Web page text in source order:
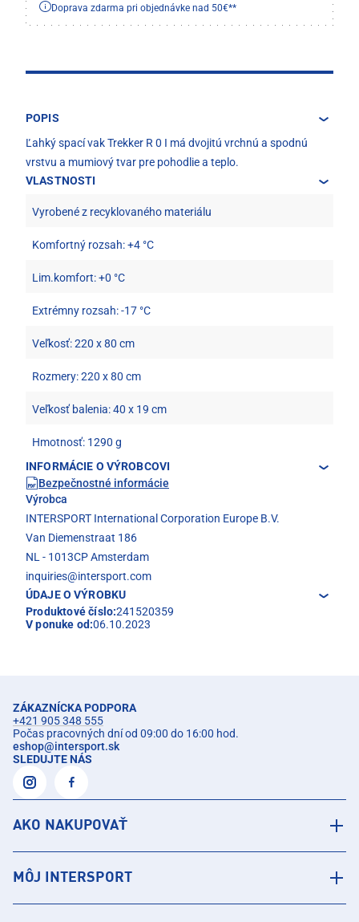
Doprava zdarma pri objednávke nad 50€**
POPIS
Ľahký spací vak Trekker R 0 I má dvojitú vrchnú a spodnú
vrstvu a mumiový tvar pre pohodlie a teplo.
VLASTNOSTI
Vyrobené z recyklovaného materiálu
Komfortný rozsah: +4 °C
Lim.komfort: +0 °C
Extrémny rozsah: -17 °C
Veľkosť: 220 x 80 cm
Rozmery: 220 x 80 cm
Veľkosť balenia: 40 x 19 cm
Hmotnosť: 1290 g
INFORMÁCIE O VÝROBCOVI
Bezpečnostné informácie
Výrobca
INTERSPORT International Corporation Europe B.V.
Van Diemenstraat 186
NL - 1013CP Amsterdam
inquiries@intersport.com
ÚDAJE O VÝROBKU
Produktové číslo:241520359
V ponuke od:06.10.2023
ZÁKAZNÍCKA PODPORA
+421 905 348 555
Počas pracovných dní od 09:00 do 16:00 hod.
eshop@intersport.sk
SLEDUJTE NÁS
AKO NAKUPOVAŤ
MÔJ INTERSPORT